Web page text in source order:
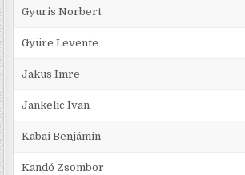
Gyuris Norbert
Gyüre Levente
Jakus Imre
Jankelic Ivan
Kabai Benjámin
Kandó Zsombor